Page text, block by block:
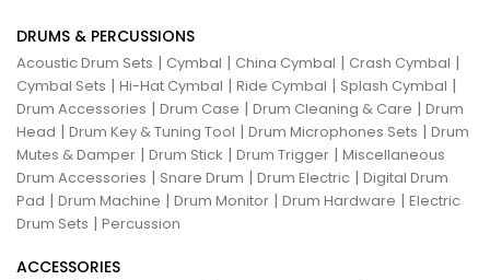
DRUMS & PERCUSSIONS
Acoustic Drum Sets | Cymbal | China Cymbal | Crash Cymbal |
Cymbal Sets | Hi-Hat Cymbal | Ride Cymbal | Splash Cymbal |
Drum Accessories | Drum Case | Drum Cleaning & Care | Drum
Head | Drum Key & Tuning Tool | Drum Microphones Sets | Drum
Mutes & Damper | Drum Stick | Drum Trigger | Miscellaneous
Drum Accessories | Snare Drum | Drum Electric | Digital Drum
Pad | Drum Machine | Drum Monitor | Drum Hardware | Electric
Drum Sets | Percussion
ACCESSORIES